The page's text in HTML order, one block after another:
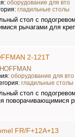
оборудование для вто
гладильные столы
стол с
рычагами для
2-121Т
HOFFMAN
оборудование для вто
гладильные столы
стол с
поворачивающимися
FR/F+12A+13